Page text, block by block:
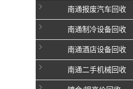
南通报废汽车回收
南通制冷设备回收
南通酒店设备回收
南通二手机械回收